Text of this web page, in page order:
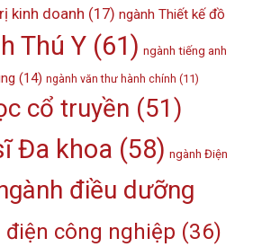
kinh doanh (17) ngành Thiết kế đồ
Thú Y(61) ngành tiếng anh
(14) ngành văn thư hành chính (11)
cổ truyền (51)
Đa khoa (58) ngành Điện
điều dưỡng
điện công nghiệp (36)